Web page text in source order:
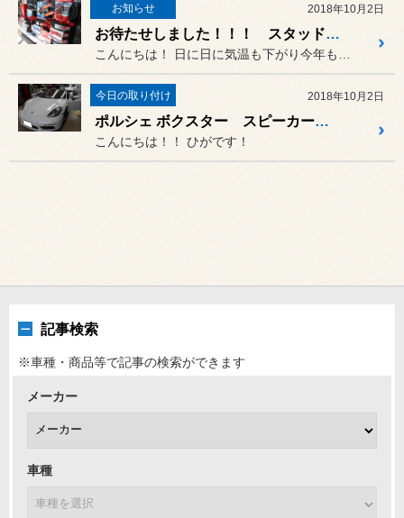
お知らせ 2018年10月2日
お待たせしました！！！ スタッドレスタイヤ早期予約受付中♪♪
今日の取り付け 2018年10月2日
ポルシェ ボクスター スピーカー交換♪
こんにちは！！ ひがです！
記事検索
※車種・商品等で記事の検索ができます
メーカー
車種